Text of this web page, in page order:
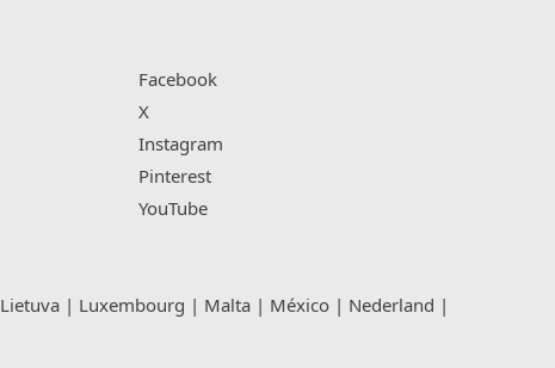
Facebook
X
Instagram
Pinterest
YouTube
Lietuva | Luxembourg | Malta | México | Nederland |